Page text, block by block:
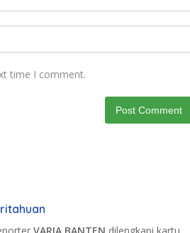
time I comment.